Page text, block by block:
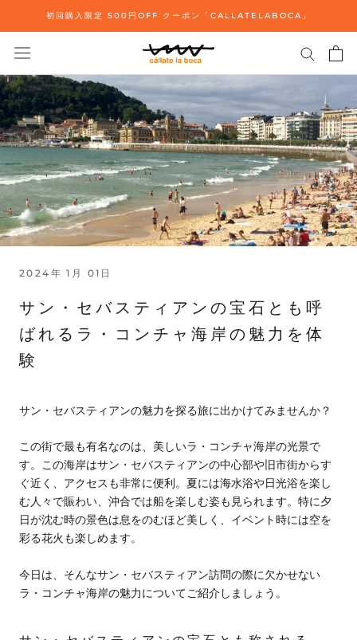
し
て
コ
ン
ン
ツ
に
移
動
初回購入限定 500円OFF クーポン「CALLATELABOCA」
2024年 1月 01日
サン・セバスティアンの宝石とも呼
ばれるラ・コンチャ海岸の魅力を体
験
サン・セバスティアンの魅力を探る旅に出かけてみませんか？
この街で最も有名なのは、美しいラ・コンチャ海岸の光景で
す。この海岸はサン・セバスティアンの中心部や旧市街からす
ぐ近く、アクセスも非常に便利。夏には海水浴や日光浴を楽し
む人々で賑わい、沖合では船を楽しむ姿も見られます。特に夕
日が沈む時の景色は息をのむほど美しく、イベント時には空を
彩る花火も楽しめます。
今日は、そんなサン・セバスティアン訪問の際に欠かせない
ラ・コンチャ海岸の魅力についてご紹介しましょう。